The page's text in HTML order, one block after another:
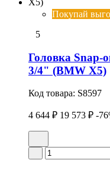
Покупай
5
Головка Snap-
3/4" (BMW X5)
Код товара: S8597
4 644 ₽ 19 573 ₽ -